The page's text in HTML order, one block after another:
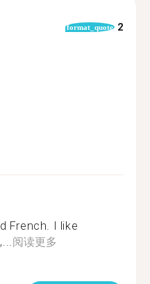
format_quote 2
French. I like
阅读更多